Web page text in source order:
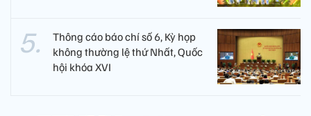
Thông cáo báo chí số 6, Kỳ họp
không thường lệ thứ Nhất, Quốc
hội khóa XVI